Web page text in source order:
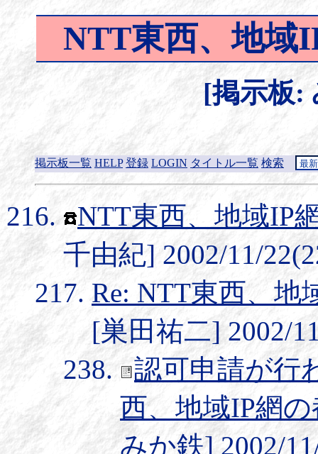
NTT東西、地域
[掲示板:
掲示板一覧 HELP 登録 LOGIN タイトル一覧 検索
NTT東西、地域IP
千由紀] 2002/11/
Re: NTT東西、地
[巣田祐二] 2002/
認可申請が行
西、地域IP網
みか鉄] 2002/